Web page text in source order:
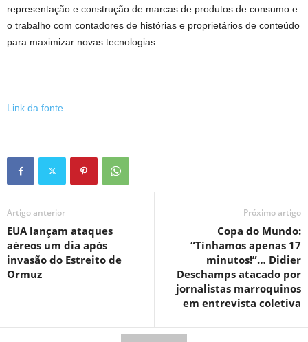
representação e construção de marcas de produtos de consumo e
o trabalho com contadores de histórias e proprietários de conteúdo
para maximizar novas tecnologias.
Link da fonte
Artigo anterior
EUA lançam ataques
aéreos um dia após
invasão do Estreito de
Ormuz
Próximo artigo
Copa do Mundo:
“Tínhamos apenas 17
minutos!”… Didier
Deschamps atacado por
jornalistas marroquinos
em entrevista coletiva